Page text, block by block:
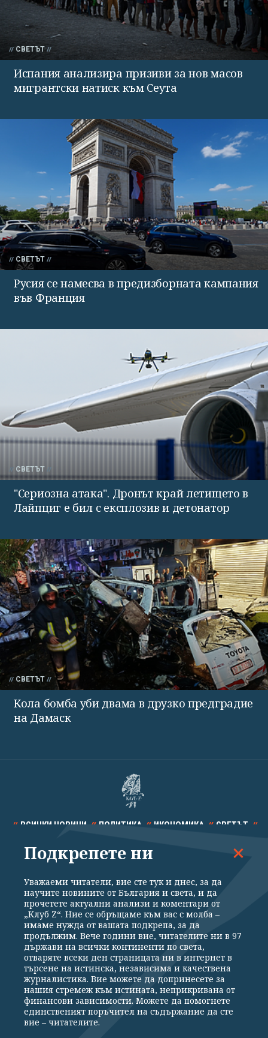
СВЕТЪТ
Испания анализира призиви за нов масов
мигрантски натиск към Сеута
СВЕТЪТ
Русия се намесва в предизборната кампания
във Франция
СВЕТЪТ
"Сериозна атака". Дронът край летището в
Лайпциг е бил с експлозив и детонатор
СВЕТЪТ
Кола бомба уби двама в друзко предградие
на Дамаск
ВСИЧКИ НОВИНИ ПОЛИТИКА ИКОНОМИКА СВЕТЪТ
СПОРТ КУЛТУРА ТЕХНОЛОГИИ КАЛЕЙДОСКОП
Общи условия
Политика за поверителност
Реклама
Партньори Контакти
За Клуб Z
Екип
Подкрепете ни
Издател на www.clubz.bg е „Клуб Зебра Медия“ ЕООД, София, ул. "Алеко
Константинов" 3. Всички права запазени 2026 „Клуб Зебра Медия“
Подкрепете ни
Уважаеми читатели, вие сте тук и днес, за да
научите новините от България и света, и да
прочетете актуални анализи и коментари от
„Клуб Z“. Ние се обръщаме към вас с молба –
имаме нужда от вашата подкрепа, за да
продължим. Вече години вие, читателите ни в 97
държави на всички континенти по света,
отваряте всеки ден страницата ни в интернет в
търсене на истинска, независима и качествена
журналистика. Вие можете да допринесете за
нашия стремеж към истината, неприкривана от
финансови зависимости. Можете да помогнете
единственият поръчител на съдържание да сте
вие – читателите.